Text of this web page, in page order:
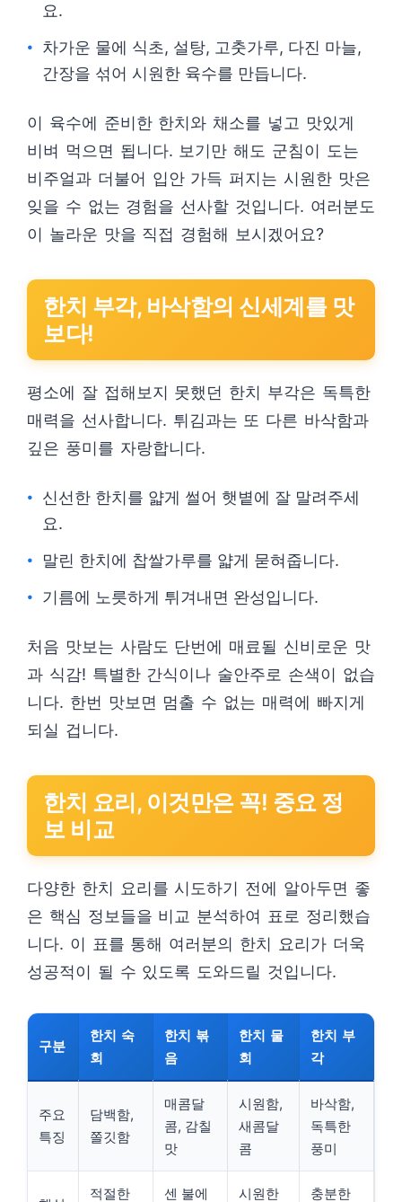
요.
차가운 물에 식초, 설탕, 고춧가루, 다진 마늘,
간장을 섞어 시원한 육수를 만듭니다.
이 육수에 준비한 한치와 채소를 넣고 맛있게
비벼 먹으면 됩니다. 보기만 해도 군침이 도는
비주얼과 더불어 입안 가득 퍼지는 시원한 맛은
잊을 수 없는 경험을 선사할 것입니다. 여러분도
이 놀라운 맛을 직접 경험해 보시겠어요?
한치 부각, 바삭함의 신세계를 맛
보다!
평소에 잘 접해보지 못했던 한치 부각은 독특한
매력을 선사합니다. 튀김과는 또 다른 바삭함과
깊은 풍미를 자랑합니다.
신선한 한치를 얇게 썰어 햇볕에 잘 말려주세
요.
말린 한치에 찹쌀가루를 얇게 묻혀줍니다.
기름에 노릇하게 튀겨내면 완성입니다.
처음 맛보는 사람도 단번에 매료될 신비로운 맛
과 식감! 특별한 간식이나 술안주로 손색이 없습
니다. 한번 맛보면 멈출 수 없는 매력에 빠지게
되실 겁니다.
한치 요리, 이것만은 꼭! 중요 정
보 비교
다양한 한치 요리를 시도하기 전에 알아두면 좋
은 핵심 정보들을 비교 분석하여 표로 정리했습
니다. 이 표를 통해 여러분의 한치 요리가 더욱
성공적이 될 수 있도록 도와드릴 것입니다.
구분
한치 숙
회
한치 볶
음
한치 물
회
한치 부
각
주요
특징
담백함,
쫄깃함
매콤달
콤, 감칠
맛
시원함,
새콤달
콤
바삭함,
독특한
풍미
적절한
센 불에
시원한
충분한